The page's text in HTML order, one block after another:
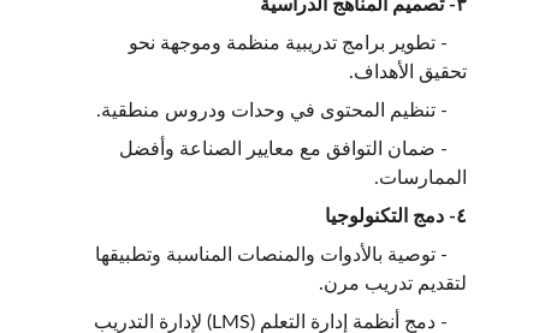
٣- تصميم المناهج الدراسية
    - تطوير برامج تدريبية منظمة وموجهة نحو
تحقيق الأهداف.
    - ضمان التوافق مع معايير الصناعة وأفضل
الممارسات.
٤- دمج التكنولوجيا
    - توصية بالأدوات والمنصات المناسبة وتطبيقها
لتقديم تدريب مرن.
    - دمج أنظمة إدارة التعلم (LMS) لإدارة التدريب